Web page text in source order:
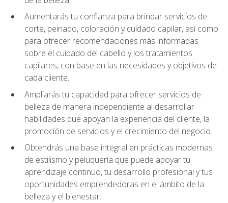
Aumentarás tu confianza para brindar servicios de
corte, peinado, coloración y cuidado capilar, así como
para ofrecer recomendaciones más informadas
sobre el cuidado del cabello y los tratamientos
capilares, con base en las necesidades y objetivos de
cada cliente.
Ampliarás tu capacidad para ofrecer servicios de
belleza de manera independiente al desarrollar
habilidades que apoyan la experiencia del cliente, la
promoción de servicios y el crecimiento del negocio.
Obtendrás una base integral en prácticas modernas
de estilismo y peluquería que puede apoyar tu
aprendizaje continuo, tu desarrollo profesional y tus
oportunidades emprendedoras en el ámbito de la
belleza y el bienestar.